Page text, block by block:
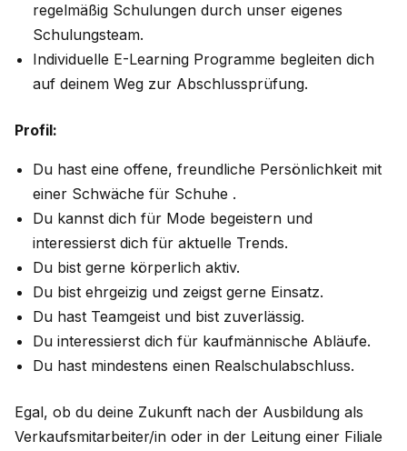
regelmäßig Schulungen durch unser eigenes
Schulungsteam.
Individuelle E-Learning Programme begleiten dich
auf deinem Weg zur Abschlussprüfung.
Profil:
Du hast eine offene, freundliche Persönlichkeit mit
einer Schwäche für Schuhe .
Du kannst dich für Mode begeistern und
interessierst dich für aktuelle Trends.
Du bist gerne körperlich aktiv.
Du bist ehrgeizig und zeigst gerne Einsatz.
Du hast Teamgeist und bist zuverlässig.
Du interessierst dich für kaufmännische Abläufe.
Du hast mindestens einen Realschulabschluss.
Egal, ob du deine Zukunft nach der Ausbildung als
Verkaufsmitarbeiter/in oder in der Leitung einer Filiale